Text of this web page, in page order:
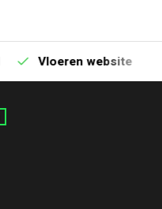
Vloeren website